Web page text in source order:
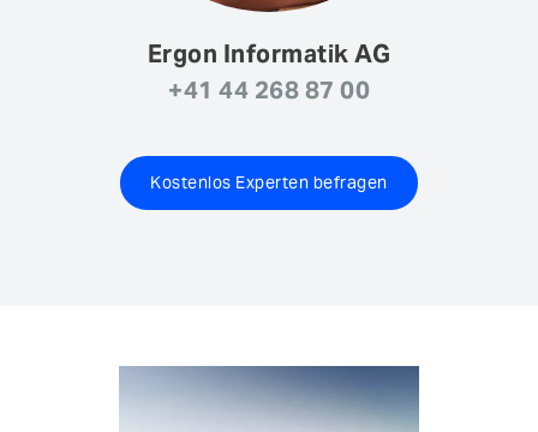
Ergon Informatik AG
+41 44 268 87 00
Kostenlos Experten befragen